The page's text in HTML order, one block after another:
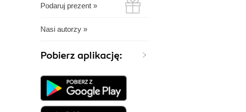
Podaruj prezent »
Nasi autorzy »
Pobierz aplikację: